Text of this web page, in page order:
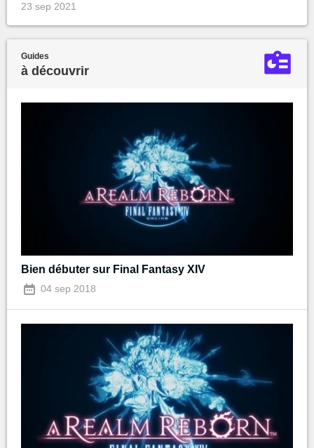
23 sep 2021
Guides
à découvrir
Bien débuter sur Final Fantasy XIV
04 sep 2018